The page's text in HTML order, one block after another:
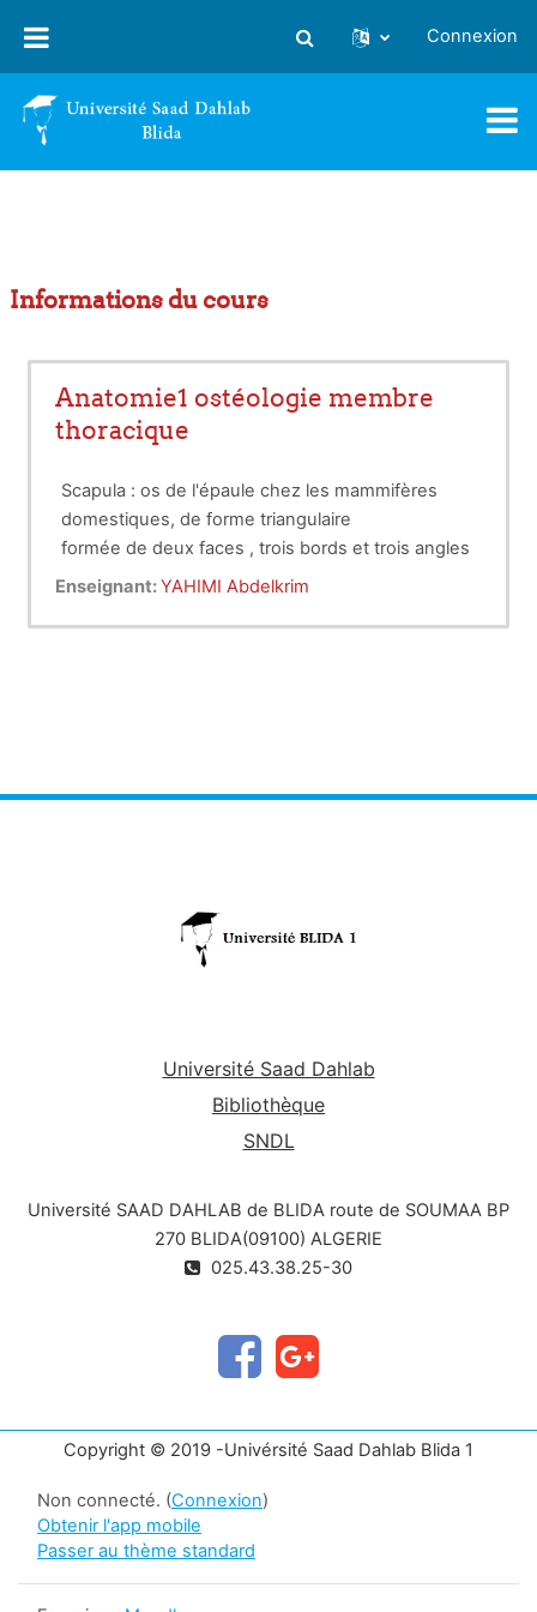
Activer/désactiver la saisie
Connexion
Informations du cours
Anatomie1 ostéologie membre
thoracique
Scapula : os de l'épaule chez les mammifères
domestiques, de forme triangulaire
formée de deux faces , trois bords et trois angles
Enseignant:YAHIMI Abdelkrim
Université Saad Dahlab
Bibliothèque
SNDL
Université SAAD DAHLAB de BLIDA route de SOUMAA BP
270 BLIDA(09100) ALGERIE
025.43.38.25-30
Copyright © 2019 -Univérsité Saad Dahlab Blida 1
Non connecté. (Connexion)
Obtenir l'app mobile
Passer au thème standard